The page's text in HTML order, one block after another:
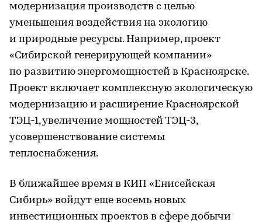
модернизация производств с целью
уменьшения воздействия на экологию
и природные ресурсы. Например, проект
«Сибирской генерирующей компании»
по развитию энергомощностей в Красноярске.
Проект включает комплексную экологическую
модернизацию и расширение Красноярской
ТЭЦ-1, увеличение мощностей ТЭЦ-3,
усовершенствование системы
теплоснабжения.
В ближайшее время в КИП «Енисейская
Сибирь» войдут еще восемь новых
инвестиционных проектов в сфере добычи